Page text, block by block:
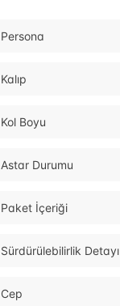
Persona
Kalıp
Kol Boyu
Astar Durumu
Paket İçeriği
Sürdürülebilirlik Detayı
Cep